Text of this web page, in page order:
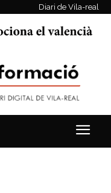
Diari de Vila-real